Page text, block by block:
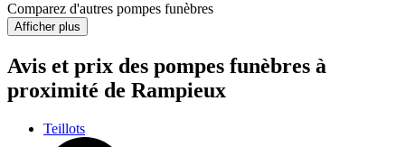
Comparez d'autres pompes funèbres
Afficher plus
Avis et prix des pompes funèbres à
proximité de Rampieux
Teillots